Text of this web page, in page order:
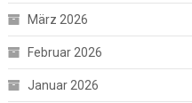
März 2026
Februar 2026
Januar 2026